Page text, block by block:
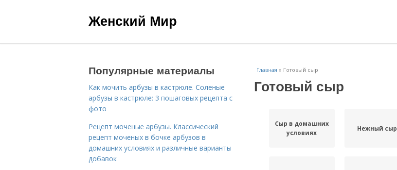
Женский Мир
Главная » Готовый сыр
Готовый сыр
Сыр в домашних
условиях
Нежный сыр
Популярные материалы
Как мочить арбузы в кастрюле. Соленые
арбузы в кастрюле: 3 пошаговых рецепта с
фото
Рецепт моченые арбузы. Классический
рецепт моченых в бочке арбузов в
домашних условиях и различные варианты
добавок